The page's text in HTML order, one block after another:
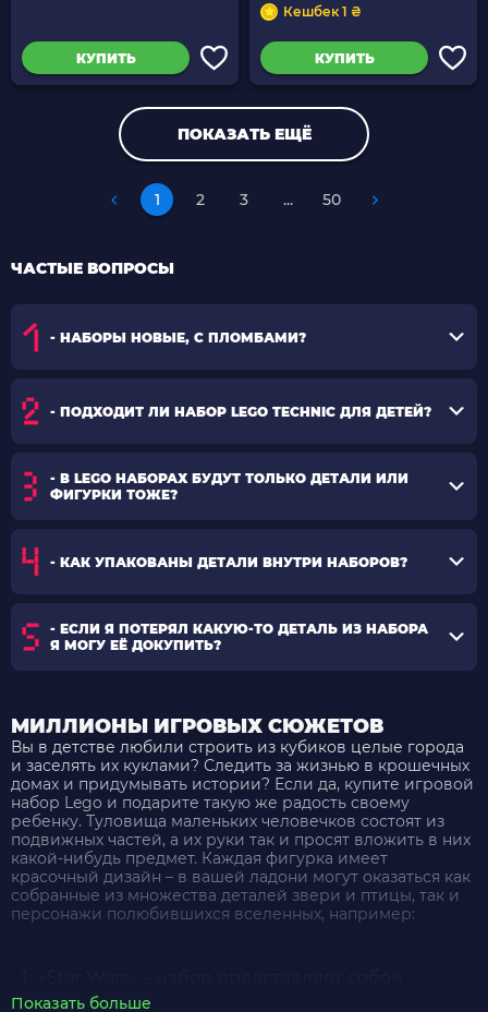
КУПИТЬ
Кешбек 1 ₴
КУПИТЬ
ПОКАЗАТЬ ЕЩЁ
1 2 3 ... 50
ЧАСТЫЕ ВОПРОСЫ
- НАБОРЫ НОВЫЕ, С ПЛОМБАМИ?
- ПОДХОДИТ ЛИ НАБОР LEGO TECHNIC ДЛЯ ДЕТЕЙ?
- В LEGO НАБОРАХ БУДУТ ТОЛЬКО ДЕТАЛИ ИЛИ
ФИГУРКИ ТОЖЕ?
- КАК УПАКОВАНЫ ДЕТАЛИ ВНУТРИ НАБОРОВ?
- ЕСЛИ Я ПОТЕРЯЛ КАКУЮ-ТО ДЕТАЛЬ ИЗ НАБОРА
Я МОГУ ЕЁ ДОКУПИТЬ?
МИЛЛИОНЫ ИГРОВЫХ СЮЖЕТОВ
Вы в детстве любили строить из кубиков целые города
и заселять их куклами? Следить за жизнью в крошечных
домах и придумывать истории? Если да, купите игровой
набор Lego и подарите такую же радость своему
ребенку. Туловища маленьких человечков состоят из
подвижных частей, а их руки так и просят вложить в них
какой-нибудь предмет. Каждая фигурка имеет
красочный дизайн – в вашей ладони могут оказаться как
собранные из множества деталей звери и птицы, так и
персонажи полюбившихся вселенных, например:
конструктор Лего, посвященный героям и
Показать больше